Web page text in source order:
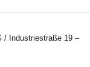
/ Industriestraße 19 –